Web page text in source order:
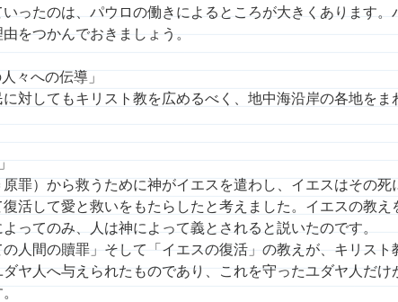
ったのは、パウロの働きによるところが大きくあります。
をつかんでおきましょう。
々への伝導」
対してもキリスト教を広めるべく、地中海沿岸の各地をま
罪）から救うために神がイエスを遣わし、イエスはその死
活して愛と救いをもたらしたと考えました。イエスの教え
ってのみ、人は神によって義とされると説いたのです。
人間の贖罪」そして「イエスの復活」の教えが、キリスト
ヤ人へ与えられたものであり、これを守ったユダヤ人だけ